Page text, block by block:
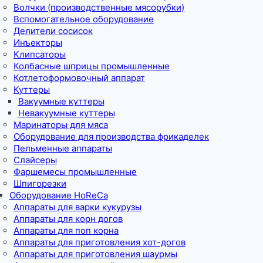
Волчки (производственные мясорубки)
Вспомогательное оборудование
Делители сосисок
Инъекторы
Клипсаторы
Колбасные шприцы промышленные
Котлетоформовочный аппарат
Куттеры
Вакуумные куттеры
Невакуумные куттеры
Маринаторы для мяса
Оборудование для производства фрикаделек
Пельменные аппараты
Слайсеры
Фаршемесы промышленные
Шпигорезки
Оборудование HoReCa
Аппараты для варки кукурузы
Аппараты для корн догов
Аппараты для поп корна
Аппараты для приготовления хот-догов
Аппараты для приготовления шаурмы